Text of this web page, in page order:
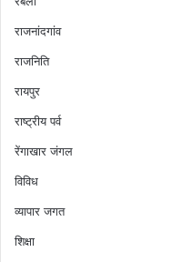
राजनांदगांव
राजनिति
रायपुर
राष्ट्रीय पर्व
रेंगाखार जंगल
विविध
व्यापार जगत
शिक्षा